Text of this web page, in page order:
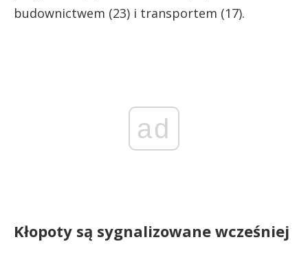
budownictwem (23) i transportem (17).
ad
Kłopoty są sygnalizowane wcześniej